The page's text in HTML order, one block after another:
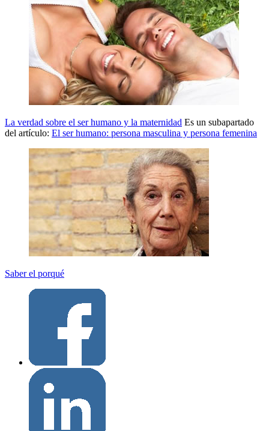
La verdad sobre el ser humano y la maternidad Es un subapartado
del artículo: El ser humano: persona masculina y persona femenina
Saber el porqué